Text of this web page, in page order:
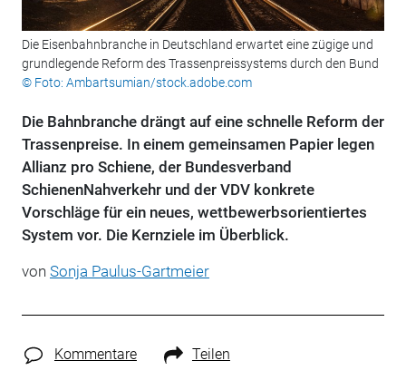
Die Eisenbahnbranche in Deutschland erwartet eine zügige und
grundlegende Reform des Trassenpreissystems durch den Bund
© Foto: Ambartsumian/stock.adobe.com
Die Bahnbranche drängt auf eine schnelle Reform der
Trassenpreise. In einem gemeinsamen Papier legen
Allianz pro Schiene, der Bundesverband
SchienenNahverkehr und der VDV konkrete
Vorschläge für ein neues, wettbewerbsorientiertes
System vor. Die Kernziele im Überblick.
von Sonja Paulus-Gartmeier
Kommentare Teilen